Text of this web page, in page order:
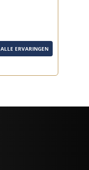
ALLE ERVARINGEN